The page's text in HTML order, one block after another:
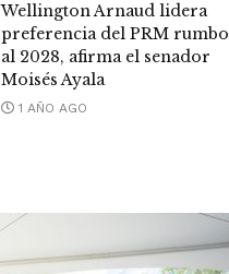
Wellington Arnaud lidera
preferencia del PRM rumbo
al 2028, afirma el senador
Moisés Ayala
1 AÑO AGO